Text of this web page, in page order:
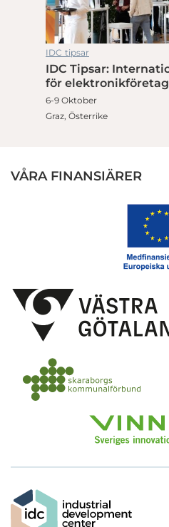
IDC tipsar
IDC Tipsar:
för elektronikföretag
6-9 Oktober
Graz, Österrike
VÅRA FINANSIÄRER